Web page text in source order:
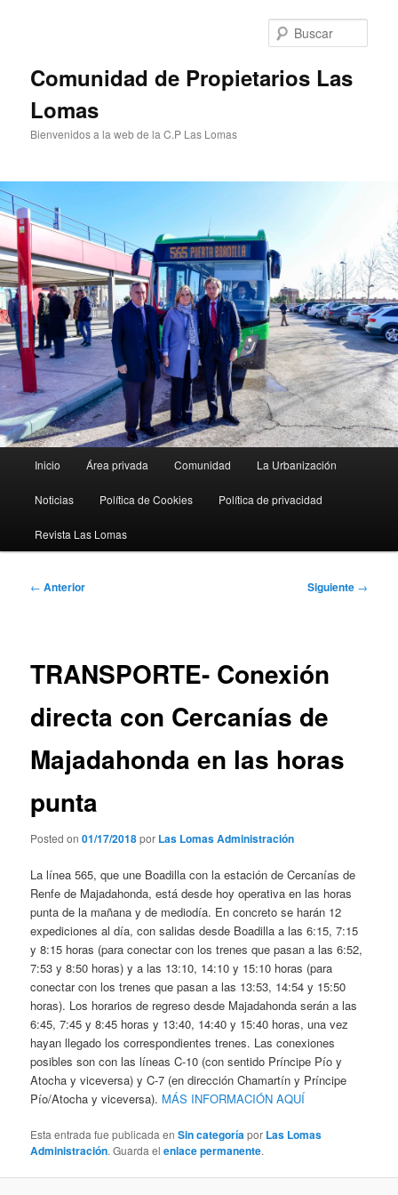
Comunidad de Propietarios Las
Lomas
Bienvenidos a la web de la C.P Las Lomas
principal
Inicio Área privada Comunidad La Urbanización
Noticias Política de Cookies Política de privacidad
Revista Las Lomas
Navegación
← Anterior Siguiente →
TRANSPORTE- Conexión
directa con Cercanías de
Majadahonda en las horas
punta
Posted on01/17/2018por Las Lomas Administración
La línea 565, que une Boadilla con la estación de Cercanías de
Renfe de Majadahonda, está desde hoy operativa en las horas
punta de la mañana y de mediodía. En concreto se harán 12
expediciones al día, con salidas desde Boadilla a las 6:15, 7:15
y 8:15 horas (para conectar con los trenes que pasan a las 6:52,
7:53 y 8:50 horas) y a las 13:10, 14:10 y 15:10 horas (para
conectar con los trenes que pasan a las 13:53, 14:54 y 15:50
horas). Los horarios de regreso desde Majadahonda serán a las
6:45, 7:45 y 8:45 horas y 13:40, 14:40 y 15:40 horas, una vez
hayan llegado los correspondientes trenes. Las conexiones
posibles son con las líneas C-10 (con sentido Príncipe Pío y
Atocha y viceversa) y C-7 (en dirección Chamartín y Príncipe
Pío/Atocha y viceversa). MÁS INFORMACIÓN AQUÍ
Esta entrada fue publicada enSin categoríapor Las Lomas
Administración. Guarda elenlace permanente.